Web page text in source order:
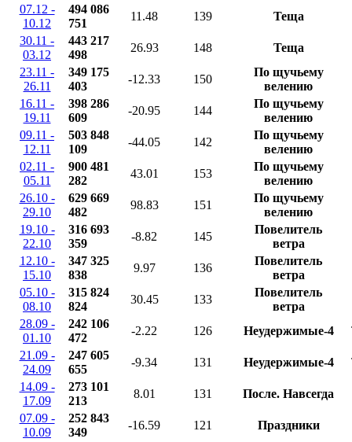
07.12 -
10.12
494 086
751
11.48 139
Теща
30.11 -
03.12
443 217
498
26.93 148
Теща
23.11 -
26.11
349 175
403
-12.33 150
По щучьему
велению
16.11 -
19.11
398 286
609
-20.95 144
По щучьему
велению
09.11 -
12.11
503 848
109
-44.05 142
По щучьему
велению
02.11 -
05.11
900 481
282
43.01 153
По щучьему
велению
26.10 -
29.10
629 669
482
98.83 151
По щучьему
велению
19.10 -
22.10
316 693
359
-8.82 145
Повелитель
ветра
12.10 -
15.10
347 325
838
9.97 136
Повелитель
ветра
05.10 -
08.10
315 824
824
30.45 133
Повелитель
ветра
28.09 -
01.10
242 106
472
-2.22 126 Неудержимые-4
21.09 -
24.09
247 605
655
-9.34 131 Неудержимые-4
14.09 -
17.09
273 101
213
8.01 131
После. Навсегда
07.09 -
10.09
252 843
349
-16.59 121 Праздники